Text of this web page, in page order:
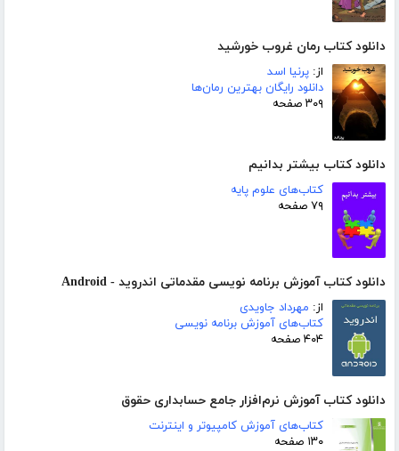
دانلود کتاب رمان غروب خورشید
از: پرنیا اسد
دانلود رایگان بهترین رمان‌ها
۳۰۹ صفحه
دانلود کتاب بیشتر بدانیم
کتاب‌های علوم پایه
۷۹ صفحه
دانلود کتاب آموزش برنامه نویسی مقدماتی اندروید - Android
از: مهرداد جاویدی
کتاب‌های آموزش برنامه نویسی
۴۰۴ صفحه
دانلود کتاب آموزش نرم‌افزار جامع حسابداری حقوق
کتاب‌های آموزش کامپیوتر و اینترنت
۱۳۰ صفحه